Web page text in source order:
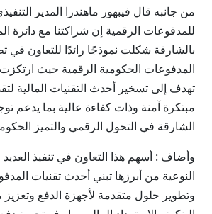
من جانبه قال فيبهور ماهندرا المدير
للمدفوعات الرقمية إن شراكتنا مع دائرة
بالشارقة شكلت نموذجًا رائدًا للتعاون في
المدفوعات الحكومية الرقمية حيث
تهدف إلى تسخير أحدث التقنيات المالية
مبتكرة آمنة وذات كفاءة عالية بما يدعم
الشارقة في التحول الرقمي والتميز
وأضاف : أسهم هذا التعاون في تنفيذ
النوعية من أبرزها تبني أحدث تقنيات
وتطوير حلول متقدمة لأجهزة الدفع